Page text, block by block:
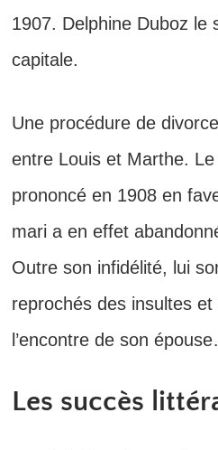
1907. Delphine Duboz le
capitale.
Une procédure de
entre Louis et Marthe.
prononcé en 1908 en
mari a en effet
Outre son infidélité, lui
reprochés des insultes
l’encontre de son
Les succès